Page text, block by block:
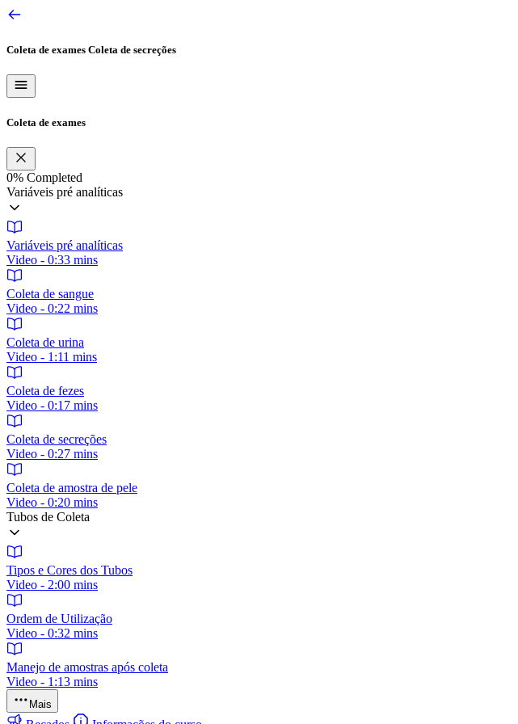
Coleta de exames Coleta de secreções
Coleta de exames
0% Completed
Variáveis pré analíticas
Variáveis pré analíticas
Video - 0:33 mins
Coleta de sangue
Video - 0:22 mins
Coleta de urina
Video - 1:11 mins
Coleta de fezes
Video - 0:17 mins
Coleta de secreções
Video - 0:27 mins
Coleta de amostra de pele
Video - 0:20 mins
Tubos de Coleta
Tipos e Cores dos Tubos
Video - 2:00 mins
Ordem de Utilização
Video - 0:32 mins
Manejo de amostras após coleta
Video - 1:13 mins
Mais